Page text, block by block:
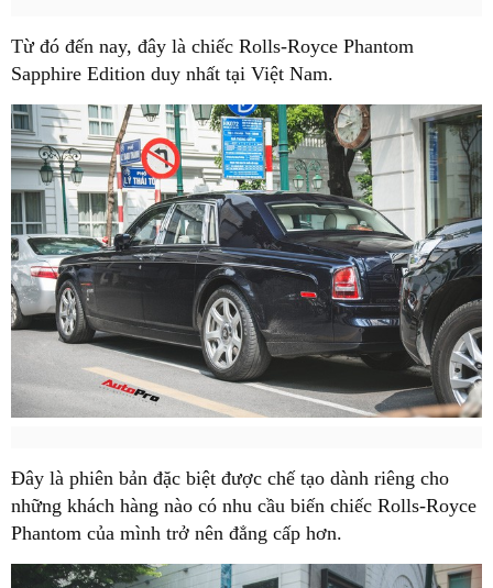
Từ đó đến nay, đây là chiếc Rolls-Royce Phantom
Sapphire Edition duy nhất tại Việt Nam.
Đây là phiên bản đặc biệt được chế tạo dành riêng cho
những khách hàng nào có nhu cầu biến chiếc Rolls-Royce
Phantom của mình trở nên đẳng cấp hơn.